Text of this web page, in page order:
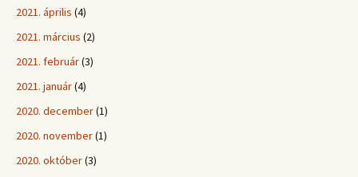
2021. április (4)
2021. március (2)
2021. február(3)
2021. január(4)
2020. december(1)
2020. november(1)
2020. október(3)